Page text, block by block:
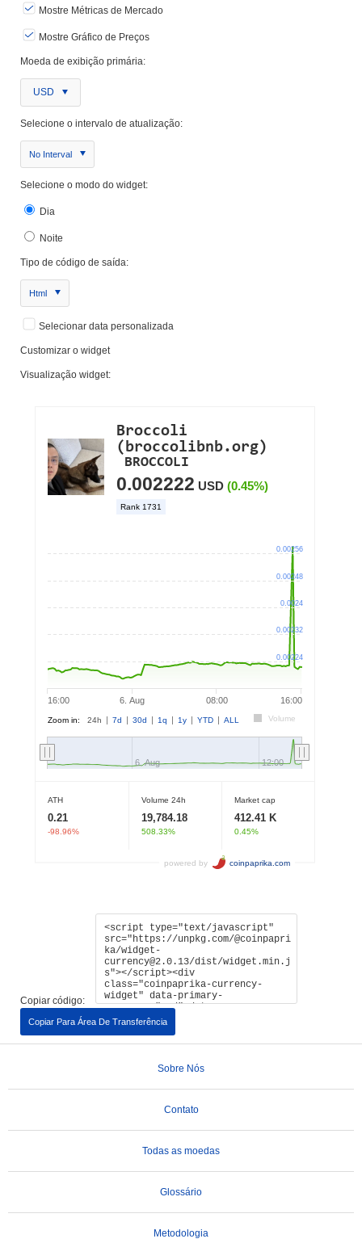
Mostre Métricas de Mercado
Mostre Gráfico de Preços
Moeda de exibição primária:
USD
Selecione o intervalo de atualização:
No Interval
Selecione o modo do widget:
Dia
Noite
Tipo de código de saída:
Html
Selecionar data personalizada
Customizar o widget
Visualização widget:
Copiar código:
Copiar Para Área De Transferência
Sobre Nós
Contato
Todas as moedas
Glossário
Metodologia